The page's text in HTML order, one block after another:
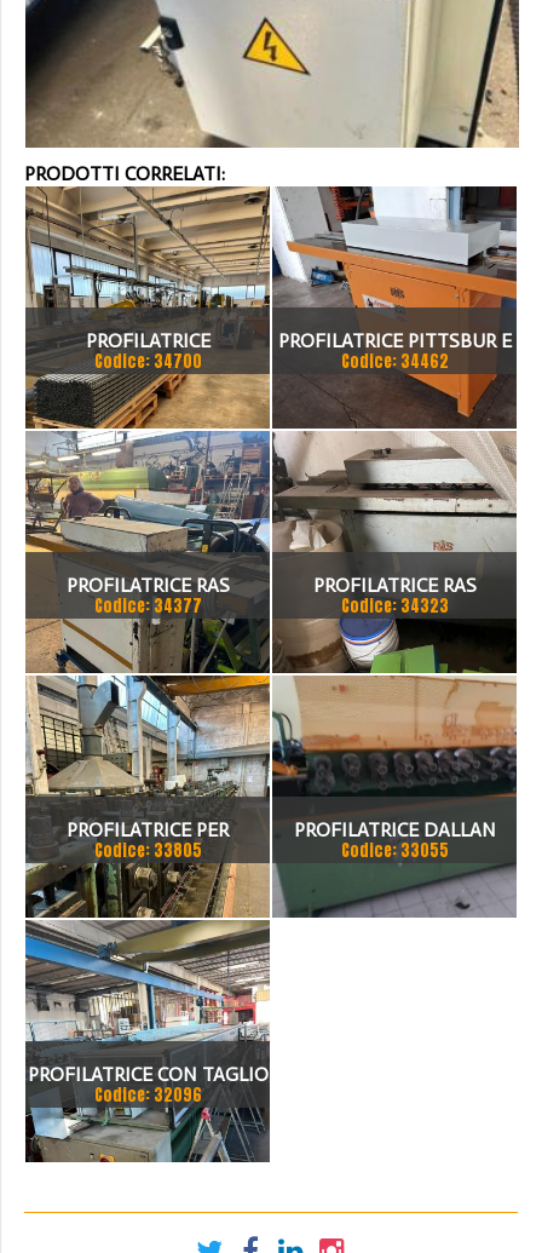
PRODOTTI CORRELATI:
PROFILATRICE
Codice: 34700
PROFILATRICE PITTSBUR E
BORDATRICE RAS
Codice: 34462
PROFILATRICE RAS
PIZBURG
Codice: 34377
PROFILATRICE RAS
Codice: 34323
PROFILATRICE PER
GRECATO GASPARINI
Codice: 33805
PROFILATRICE DALLAN
Codice: 33055
PROFILATRICE CON TAGLIO
E ASPO
Codice: 32096